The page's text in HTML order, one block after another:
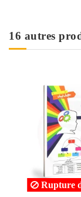
16 autres
de stock